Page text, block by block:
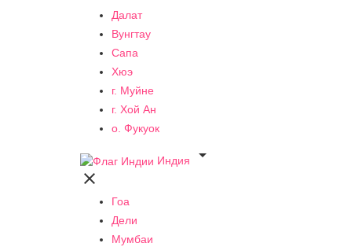
Далат
Вунгтау
Сапа
Хюэ
г. Муйне
г. Хой Ан
о. Фукуок
Индия


Гоа
Дели
Мумбаи